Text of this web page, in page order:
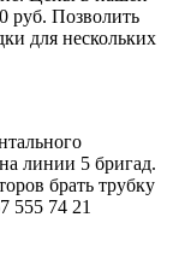
руб. Позволить
для нескольких
линии 5 бригад.
брать трубку
555 74 21